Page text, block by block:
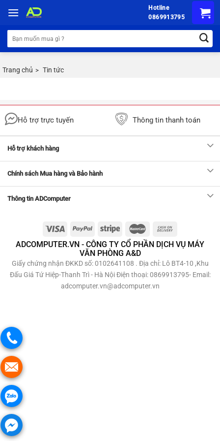
đến
nội
dung
Hotline
0869913795
Tìm
kiếm:
Trang chủ > Tin tức
Hỗ trợ trực tuyến Thông tin thanh toán
Hỗ trợ khách hàng
Chính sách Mua hàng và Bảo hành
Thông tin ADComputer
ADCOMPUTER.VN - CÔNG TY CỔ PHẦN DỊCH VỤ MÁY
VĂN PHÒNG A&D
Giấy chứng nhận ĐKKD số: 0102641108 . Địa chỉ: Lô BT4-10 ,Khu
Đấu Giá Tứ Hiệp-Thanh Trì - Hà Nội Điện thoại: 0869913795- Email:
adcomputer.vn@adcomputer.vn